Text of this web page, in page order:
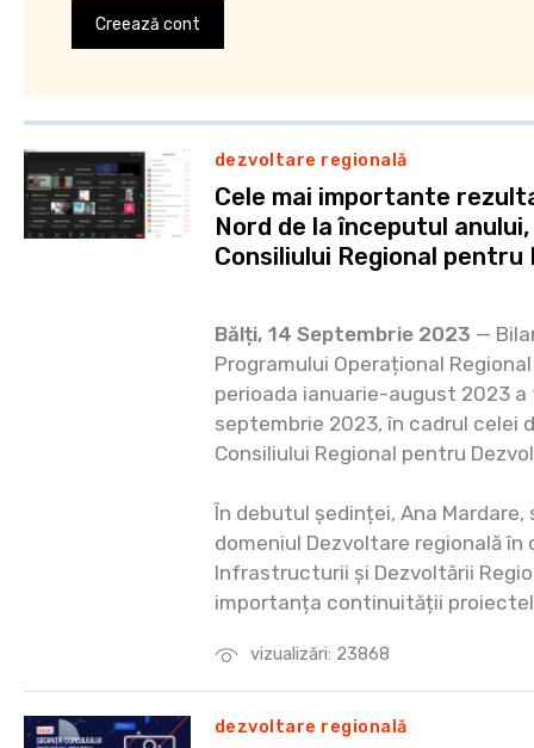
Creează cont
vizualizări: 23868
dezvoltare regională
Cele mai importante
Nord de la începutul
Consiliului Regional
Bălți, 14 Septembrie 2023 —
Programului Operațional
perioada ianuarie-august 2023
septembrie 2023, în cadrul celei
Consiliului Regional pentru
În debutul ședinței, Ana
domeniul Dezvoltare regională în
Infrastructurii și Dezvoltării
importanța continuității
dezvoltare regională